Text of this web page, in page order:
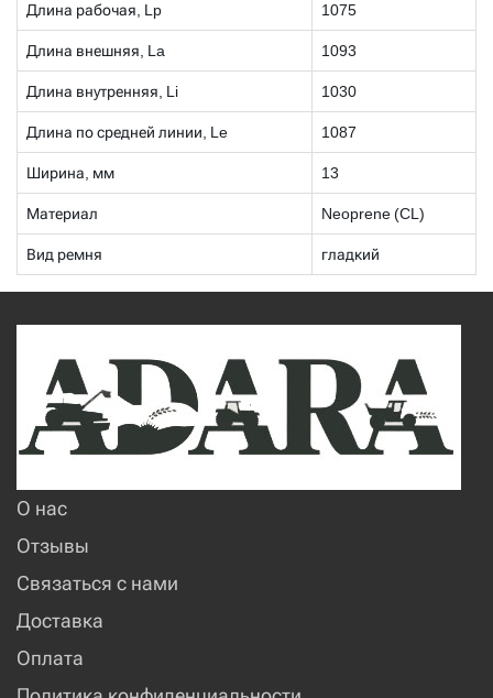
Длина рабочая, Lp 1075
Длина внешняя, La 1093
Длина внутренняя, Li 1030
Длина по средней линии, Le 1087
Ширина, мм 13
Материал Neoprene (CL)
Вид ремня гладкий
О нас
Отзывы
Связаться с нами
Доставка
Оплата